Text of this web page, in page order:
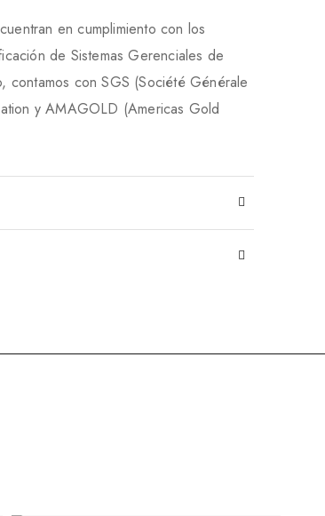
en cumplimiento con los
de Sistemas Gerenciales de
contamos con SGS (Société Générale
y AMAGOLD (Americas Gold